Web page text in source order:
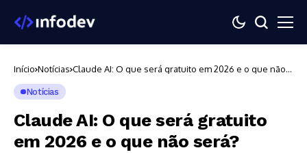
Início Notícias Claude AI: O que será gratuito em 2026 e o que não
Notícias
Claude AI: O que será gratuito
em 2026 e o que não será?